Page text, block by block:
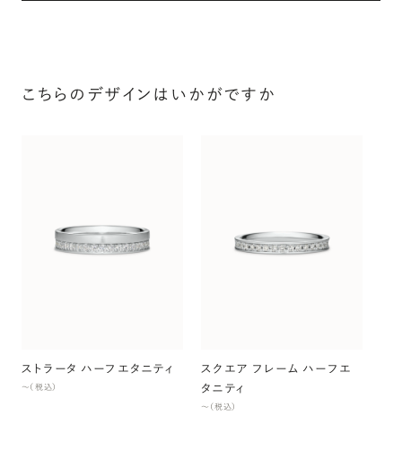
こちらのデザインはいかがですか
ストラータ ハーフエタニティ
〜（税込）
スクエア フレーム ハーフエ
タニティ
〜（税込）